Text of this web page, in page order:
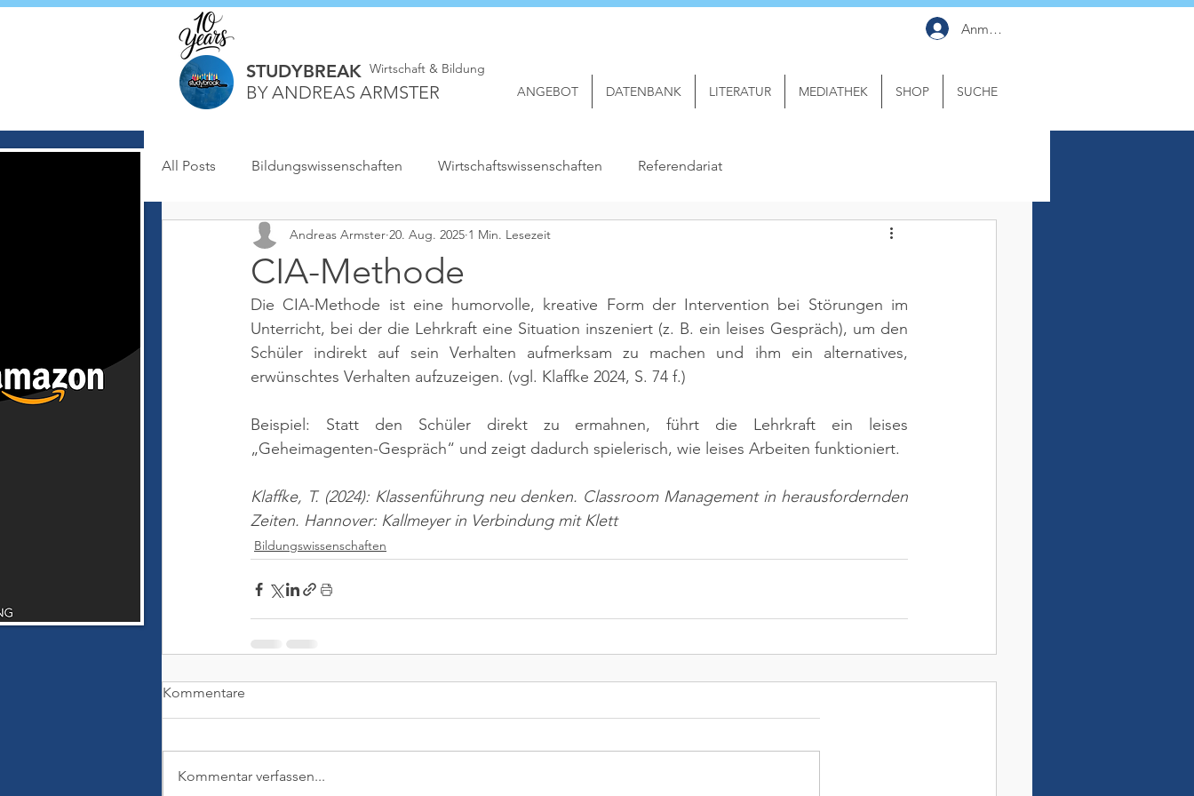
STUDYBREAK
BY ANDREAS ARMSTER
Wirtschaft & Bildung
Anmelden
ANGEBOT DATENBANK LITERATUR MEDIATHEK SHOP SUCHE
All Posts Bildungswissenschaften Wirtschaftswissenschaften Referendariat
CIA-Methode
Andreas Armster 20. Aug. 2025 1 Min. Lesezeit
Die CIA-Methode ist eine humorvolle, kreative Form der Intervention bei Störungen im
Unterricht, bei der die Lehrkraft eine Situation inszeniert (z. B. ein leises Gespräch), um den
Schüler indirekt auf sein Verhalten aufmerksam zu machen und ihm ein alternatives,
erwünschtes Verhalten aufzuzeigen. (vgl. Klaffke 2024, S. 74 f.)
Beispiel: Statt den Schüler direkt zu ermahnen, führt die Lehrkraft ein leises
„Geheimagenten-Gespräch“ und zeigt dadurch spielerisch, wie leises Arbeiten funktioniert.
Klaffke, T. (2024): Klassenführung neu denken. Classroom Management in herausfordernden
Zeiten. Hannover: Kallmeyer in Verbindung mit Klett
Bildungswissenschaften
Kommentare
Kommentar verfassen...